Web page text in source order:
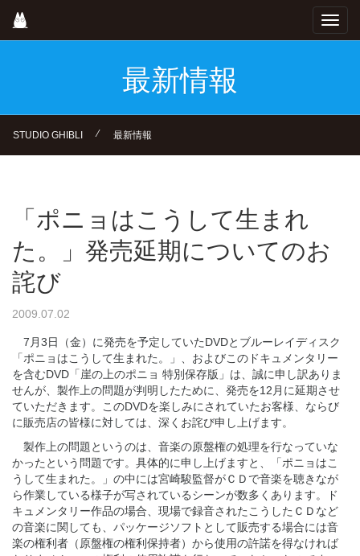
main
最新情報
STUDIO GHIBLI ⁄ 最新情報
「ポニョはこうして生まれ
た。」発売延期についてのお
詫び
2009.07.02
7月3日（金）に発売を予定していたDVDとブルーレイディスク
「ポニョはこうして生まれた。」、およびこのドキュメンタリー
を含むDVD「崖の上のポニョ 特別保存版」は、誠に申し訳ありま
せんが、製作上の問題が判明したために、発売を12月に延期させ
ていただきます。このDVDを楽しみにされていたお客様、ならび
に販売店の皆様に対しては、深くお詫び申し上げます。
製作上の問題というのは、音楽の原盤権の処理を行なっていな
かったという問題です。具体的に申し上げますと、「ポニョはこ
うして生まれた。」の中には宮崎駿監督がＣＤで音楽を聴きなが
ら作業している様子が写されているシーンが数多くあります。ド
キュメンタリー作品の場合、現場で録音されたこうしたＣＤなど
の音楽に関しても、パッケージソフトとして販売する場合には音
楽の権利者（原盤権の権利保持者）から使用の許諾を得なければ